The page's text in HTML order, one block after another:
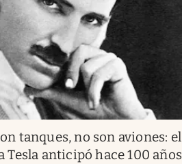
tanques, no son aviones: el
Tesla anticipó hace 100 años